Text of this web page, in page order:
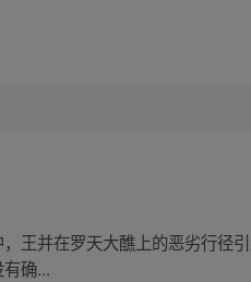
王并在罗天大醮上的恶劣行径
确...